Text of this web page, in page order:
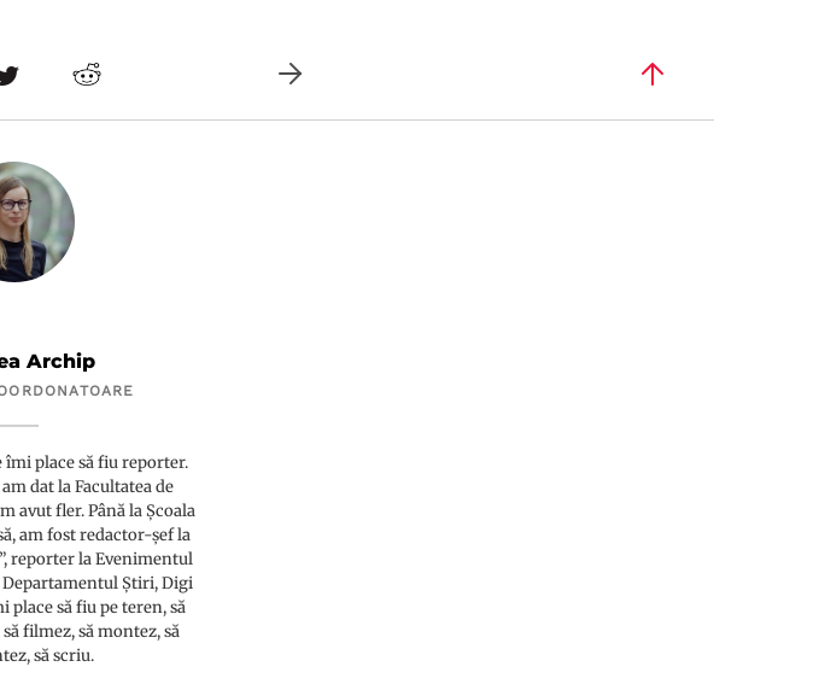
Archip
place să fiu reporter.
dat la Facultatea de
avut fler. Până la Școala
am fost redactor-șef la
reporter la Evenimentul
Știri, Digi
place să fiu pe teren, să
filmez, să montez, să
să scriu.